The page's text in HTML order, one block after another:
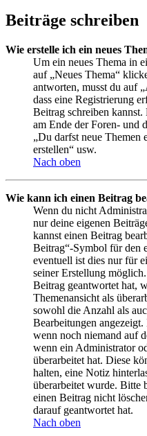
Beiträge schreiben
Wie erstelle ich ein neues
Um ein neues Thema in
auf „Neues Thema“
antworten, musst du auf
dass eine Registrierung
Beitrag schreiben
am Ende der Foren- und
„Du darfst neue Themen
erstellen“ usw.
Nach oben
Wie kann ich einen Beitrag
Wenn du nicht
nur deine eigenen
kannst einen Beitrag
Beitrag“-Symbol für den
eventuell ist dies nur für
seiner Erstellung
Beitrag geantwortet hat,
Themenansicht als
sowohl die Anzahl als
Bearbeitungen
wenn noch niemand auf
wenn ein Administrator
überarbeitet hat. Diese
halten, eine Notiz
überarbeitet wurde. Bitte
einen Beitrag nicht
darauf geantwortet hat.
Nach oben